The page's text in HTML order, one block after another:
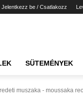
Jelentkezz be / Csatlakozz
SÜTEMÉNYEK
muszaka - moussaka